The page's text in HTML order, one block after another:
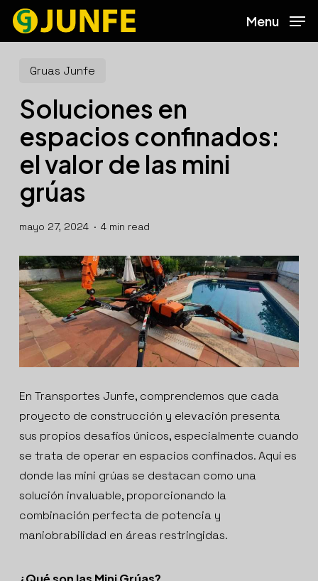
Skip
content
Menu
Gruas Junfe
Soluciones en
espacios confinados:
el valor de las mini
grúas
mayo 27, 2024 4 min read
En Transportes Junfe, comprendemos que cada
proyecto de construcción y elevación presenta
sus propios desafíos únicos, especialmente cuando
se trata de operar en espacios confinados. Aquí es
donde las mini grúas se destacan como una
solución invaluable, proporcionando la
combinación perfecta de potencia y
maniobrabilidad en áreas restringidas.